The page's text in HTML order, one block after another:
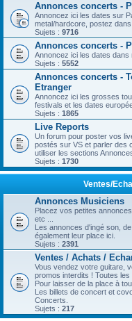
Annonces concerts -
Annoncez ici les dates sur
metal/hardcore, postez
Sujets : 9716
Annonces concerts -
Annoncez ici les dates dans
Sujets : 5552
Annonces concerts -
Etranger
Annoncez ici les grosses
festivals et les dates
Sujets : 1865
Live Reports
Un forum pour poster vos
postés sur VS et parler des
utiliser les sections
Sujets : 1730
Ventes/
Annonces Musiciens
Placez vos petites
etc ...
Les annonces d'ingé son,
également leur place ici.
Sujets : 2391
Ventes / Achats /
Vous vendez votre guitare,
promos interdits ! Toutes
Pour laisser de la place à
Les billets de concert et
Concerts.
Sujets : 217